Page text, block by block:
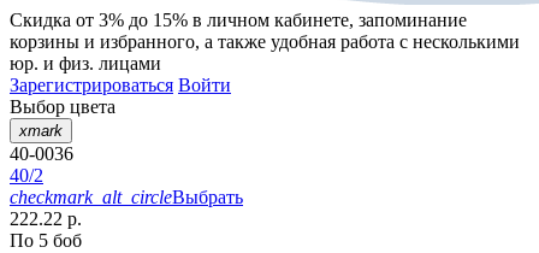
Скидка от 3% до 15% в личном кабинете, запоминание
корзины и избранного, а также удобная работа с несколькими
юр. и физ. лицами
Зарегистрироваться Войти
Выбор цвета
xmark
40-0036
40/2
checkmark_alt_circleВыбрать
222.22 р.
По 5 боб